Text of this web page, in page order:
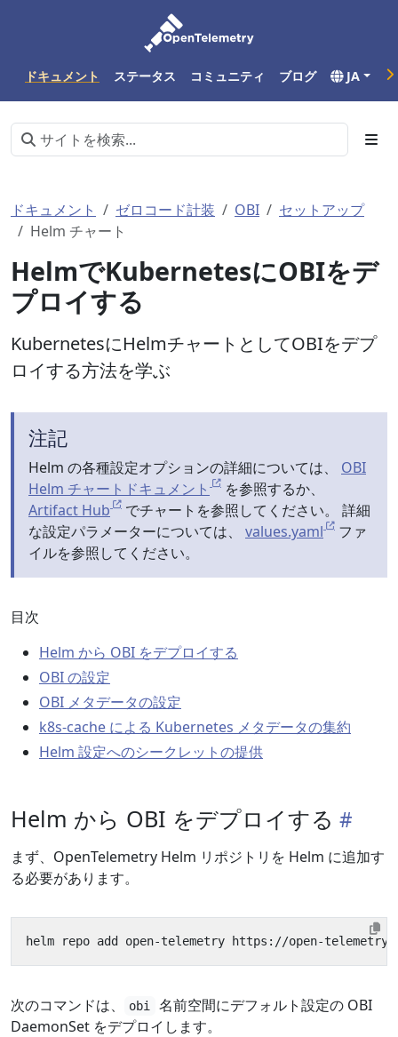
ドキュメント ステータス コミュニティ ブログ JA
ドキュメント ゼロコード計装 OBI
セットアップ
Helm チャート
HelmでKubernetesにOBIをデ
プロイする
KubernetesにHelmチャートとしてOBIをデプ
ロイする方法を学ぶ
注記
Helm の各種設定オプションの詳細については、 OBI
Helm チャートドキュメント
を参照するか、
Artifact Hub
でチャートを参照してください。 詳細
な設定パラメーターについては、 values.yaml
ファ
イルを参照してください。
目次
Helm から OBI をデプロイする
OBI の設定
OBI メタデータの設定
k8s-cache による Kubernetes メタデータの集約
Helm 設定へのシークレットの提供
Helm から OBI をデプロイする
まず、OpenTelemetry Helm リポジトリを Helm に追加す
る必要があります。
次のコマンドは、 obi
名前空間にデフォルト設定の OBI
DaemonSet をデプロイします。